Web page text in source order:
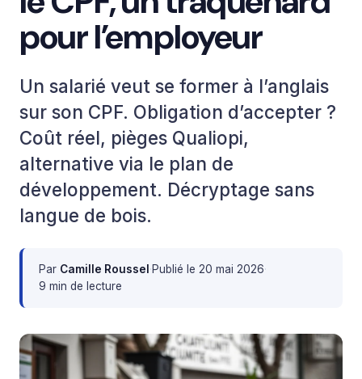
pour l’employeur
Un salarié veut se former à l’anglais
sur son CPF. Obligation d’accepter ?
Coût réel, pièges Qualiopi,
alternative via le plan de
développement. Décryptage sans
langue de bois.
Par Camille Roussel·Publié le 20 mai 2026·
9 min de lecture